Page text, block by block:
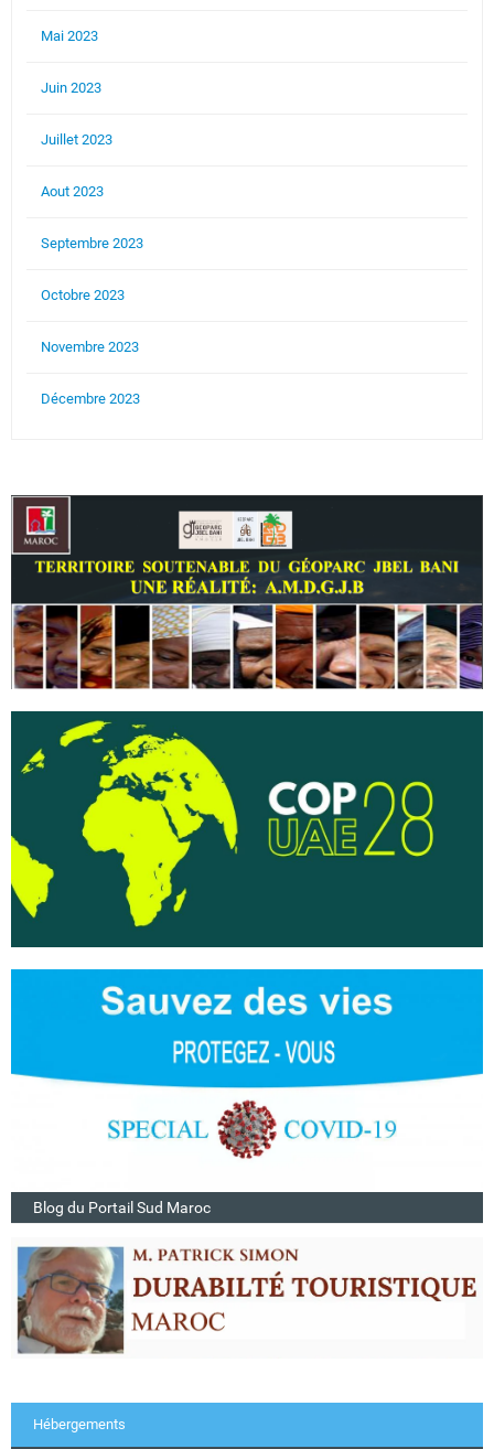
Mai 2023
Juin 2023
Juillet 2023
Aout 2023
Septembre 2023
Octobre 2023
Novembre 2023
Décembre 2023
Blog du Portail Sud Maroc
Hébergements